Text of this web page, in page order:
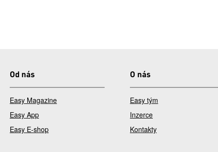
Od nás
Easy Magazine
Easy App
Easy E-shop
O nás
Easy tým
Inzerce
Kontakty